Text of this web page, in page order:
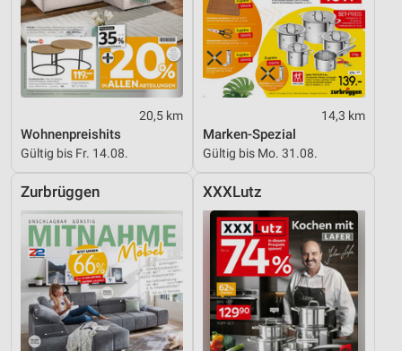
20,5 km
Wohnenpreishits
Gültig bis Fr. 14.08.
14,3 km
Marken-Spezial
Gültig bis Mo. 31.08.
Zurbrüggen XXXLutz